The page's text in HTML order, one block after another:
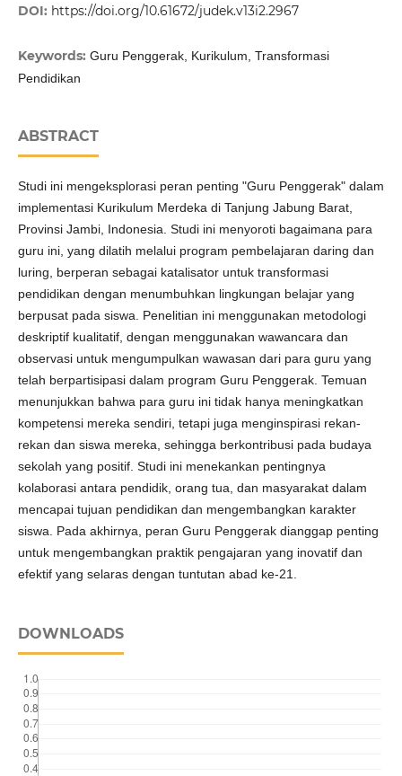
DOI: https://doi.org/10.61672/judek.v13i2.2967
Keywords: Guru Penggerak, Kurikulum, Transformasi
Pendidikan
ABSTRACT
Studi ini mengeksplorasi peran penting "Guru Penggerak" dalam
implementasi Kurikulum Merdeka di Tanjung Jabung Barat,
Provinsi Jambi, Indonesia. Studi ini menyoroti bagaimana para
guru ini, yang dilatih melalui program pembelajaran daring dan
luring, berperan sebagai katalisator untuk transformasi
pendidikan dengan menumbuhkan lingkungan belajar yang
berpusat pada siswa. Penelitian ini menggunakan metodologi
deskriptif kualitatif, dengan menggunakan wawancara dan
observasi untuk mengumpulkan wawasan dari para guru yang
telah berpartisipasi dalam program Guru Penggerak. Temuan
menunjukkan bahwa para guru ini tidak hanya meningkatkan
kompetensi mereka sendiri, tetapi juga menginspirasi rekan-
rekan dan siswa mereka, sehingga berkontribusi pada budaya
sekolah yang positif. Studi ini menekankan pentingnya
kolaborasi antara pendidik, orang tua, dan masyarakat dalam
mencapai tujuan pendidikan dan mengembangkan karakter
siswa. Pada akhirnya, peran Guru Penggerak dianggap penting
untuk mengembangkan praktik pengajaran yang inovatif dan
efektif yang selaras dengan tuntutan abad ke-21.
DOWNLOADS